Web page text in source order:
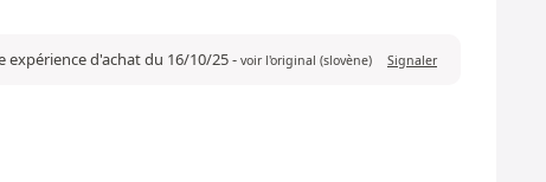
expérience d'achat du 16/10/25- voir l'original (slovène) Signaler